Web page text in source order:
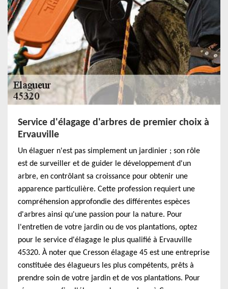
Service d'élagage d'arbres de premier choix à
Ervauville
Un élaguer n'est pas simplement un jardinier ; son rôle
est de surveiller et de guider le développement d'un
arbre, en contrôlant sa croissance pour obtenir une
apparence particulière. Cette profession requiert une
compréhension approfondie des différentes espèces
d'arbres ainsi qu'une passion pour la nature. Pour
l'entretien de votre jardin ou de vos plantations, optez
pour le service d'élagage le plus qualifié à Ervauville
45320. À noter que Cresson élagage 45 est une entreprise
constituée des élagueurs les plus compétents, prêts à
prendre soin de votre jardin et de vos plantations. Pour